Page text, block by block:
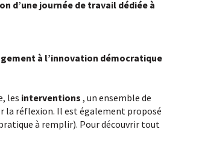
d’une journée de travail dédiée à
à l’innovation démocratique
les interventions, un ensemble de
réflexion. Il est également proposé
à remplir). Pour découvrir tout